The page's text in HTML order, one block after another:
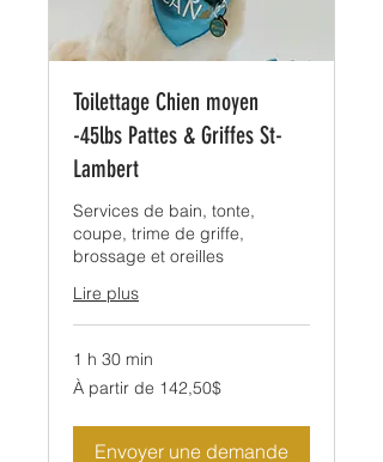
Toilettage Chien moyen
-45lbs Pattes & Griffes St-
Lambert
Services de bain, tonte,
coupe, trime de griffe,
brossage et oreilles
Lire plus
1 h 30 min
À
partir
À partir de 142,50$
Envoyer une demande